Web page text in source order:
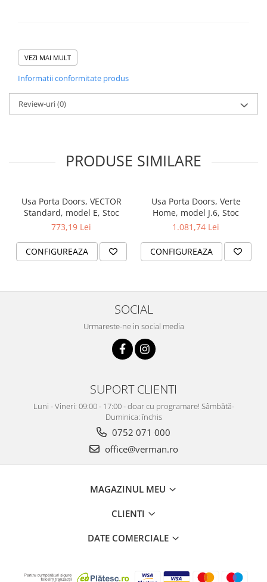
ACCESORII
Broască disponibilă în variante:
▪️ cu cheie simplă
▪️ 3 balamale 3D reglabile (PORTA CONCEPT)
▪️ 3 balamale standard sau PRIME ( PORTA VERTE
Mâner rotund(pentru uși glisante)
Pag. 186–207 din catalogul Porta Doors
Tocuri recomandate pentru uși cu falț:
PORTA SYSTEM HYDRO PROTECT™
Tocuri recomandate pentru uși fără falț:
PORTA SYSTEM ELEGANCE HYDRO PROTECT™
PORTA SYSTEM ELEGANCE 90°
LEVEL
VEZI MAI MULT
Informatii conformitate produs
Review-uri(0)
PRODUSE SIMILARE
Usa Porta Doors, VECTOR
Standard, model E, Stoc
773,19 Lei
CONFIGUREAZA
Usa Porta Doors, Verte
Home, model J.6, Stoc
1.081,74 Lei
CONFIGUREAZA
SOCIAL
Urmareste-ne in social media
SUPORT CLIENTI
Luni - Vineri: 09:00 - 17:00 - doar cu programare! Sâmbătă-
Duminica: închis
0752 071 000
office@verman.ro
MAGAZINUL MEU
CLIENTI
DATE COMERCIALE